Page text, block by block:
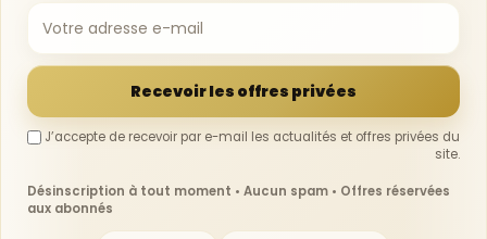
Recevoir les offres privées
J’accepte de recevoir par e-mail les actualités et offres privées du
site.
Désinscription à tout moment • Aucun spam • Offres réservées
aux abonnés